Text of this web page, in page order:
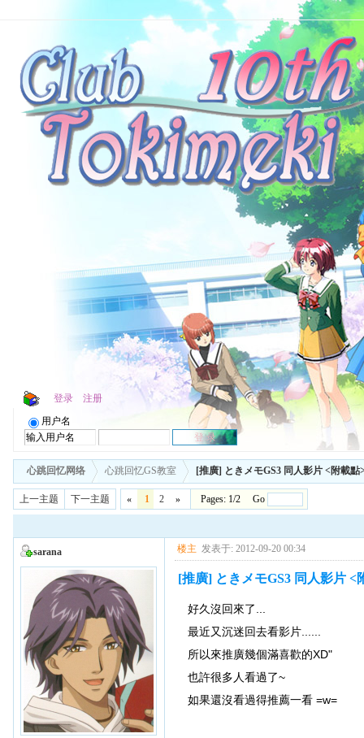
登录 注册
用户名
心跳回忆网络 心跳回忆GS教室 [推廣] ときメモGS3 同人影片 <附載點
上一主题 下一主题 « 1 2 » Pages: 1/2 Go
sarana 楼主 发表于: 2012-09-20 00:34
[推廣] ときメモGS3 同人影片 <
好久沒回來了...
最近又沉迷回去看影片......
所以來推廣幾個滿喜歡的XD"
也許很多人看過了~
如果還沒看過得推薦一看 =w=